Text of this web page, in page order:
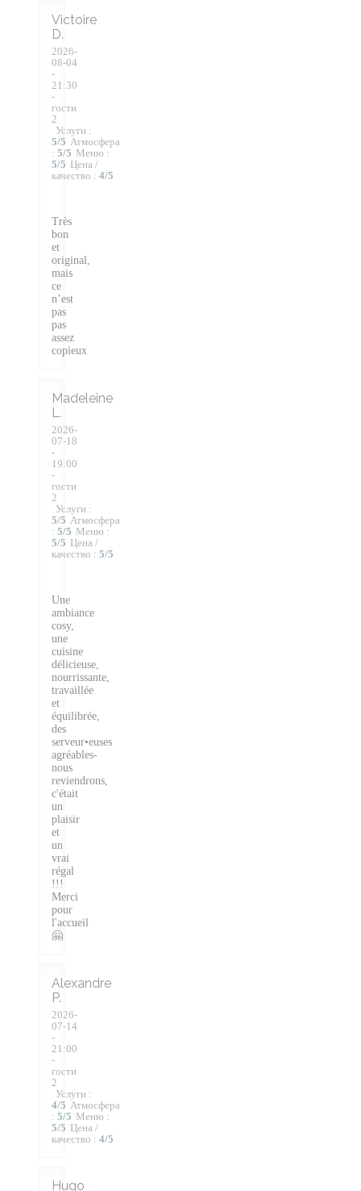
Victoire
D
2026-
08-04
-
21:30
-
гости
2
Услуги :
5/5 Атмосфера
: 5/5 Меню :
5/5 Цена /
качество : 4/5
Très
bon
et
original,
mais
ce
n’est
pas
pas
assez
copieux
Madeleine
L
2026-
07-18
-
19:00
-
гости
2
Услуги :
5/5 Атмосфера
: 5/5 Меню :
5/5 Цена /
качество : 5/5
Une
ambiance
cosy,
une
cuisine
délicieuse,
nourrissante,
travaillée
et
équilibrée,
des
serveur•euses
agréables-
nous
reviendrons,
c'était
un
plaisir
et
un
vrai
régal
!!!
Merci
pour
l'accueil
🤗
Alexandre
P
2026-
07-14
-
21:00
-
гости
2
Услуги :
4/5 Атмосфера
: 5/5 Меню :
5/5 Цена /
качество : 4/5
Hugo